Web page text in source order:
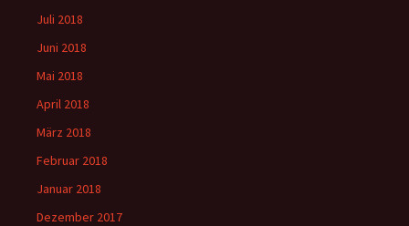
Juli 2018
Juni 2018
Mai 2018
April 2018
März 2018
Februar 2018
Januar 2018
Dezember 2017